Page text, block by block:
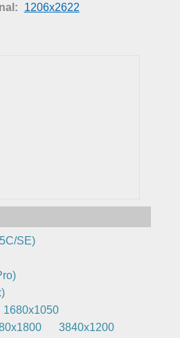
1206x2622
SE)
1680x1050
3840x1200